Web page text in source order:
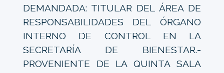
DEMANDADA: TITULAR DEL ÁREA DE
RESPONSABILIDADES DEL ÓRGANO
INTERNO DE CONTROL EN LA
SECRETARÍA DE BIENESTAR.-
PROVENIENTE DE LA QUINTA SALA